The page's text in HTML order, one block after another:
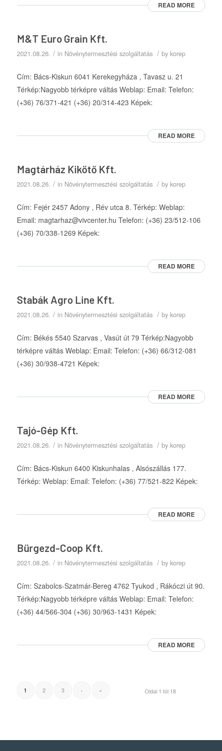
READ MORE
M&T Euro Grain Kft.
2021.08.26. / in Növénytermesztési szolgáltatás / by korep
Cím: Bács-Kiskun 6041 Kerekegyháza , Tavasz u. 21
Térkép:Nagyobb térképre váltás Weblap: Email: Telefon:
(+36) 76/371-421 (+36) 20/314-423 Képek:
READ MORE
Magtárház Kikötő Kft.
2021.08.26. / in Növénytermesztési szolgáltatás / by korep
Cím: Fejér 2457 Adony , Rév utca 8. Térkép: Weblap:
Email: magtarhaz@vivcenter.hu Telefon: (+36) 23/512-106
(+36) 70/338-1269 Képek:
READ MORE
Stabák Agro Line Kft.
2021.08.26. / in Növénytermesztési szolgáltatás / by korep
Cím: Békés 5540 Szarvas , Vasút út 79 Térkép:Nagyobb
térképre váltás Weblap: Email: Telefon: (+36) 66/312-081
(+36) 30/938-4721 Képek:
READ MORE
Tajó-Gép Kft.
2021.08.26. / in Növénytermesztési szolgáltatás / by korep
Cím: Bács-Kiskun 6400 Kiskunhalas , Alsószállás 177.
Térkép: Weblap: Email: Telefon: (+36) 77/521-822 Képek:
READ MORE
Bürgezd-Coop Kft.
2021.08.26. / in Növénytermesztési szolgáltatás / by korep
Cím: Szabolcs-Szatmár-Bereg 4762 Tyukod , Rákóczi út 90.
Térkép:Nagyobb térképre váltás Weblap: Email: Telefon:
(+36) 44/566-304 (+36) 30/963-1431 Képek:
READ MORE
Oldal 1 tól 18
1 2 3 › »